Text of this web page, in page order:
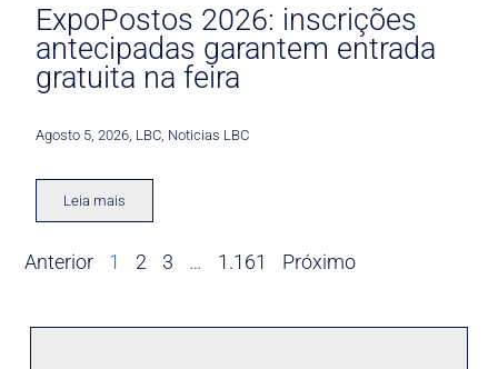
ExpoPostos 2026: inscrições
antecipadas garantem entrada
gratuita na feira
Agosto 5, 2026 LBC Noticias LBC
Leia mais
Anterior 1 2 3 … 1.161 Próximo